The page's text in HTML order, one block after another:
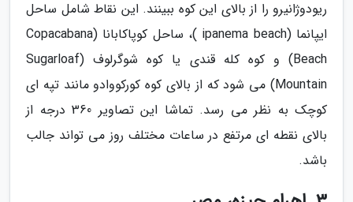
ریودوژانیرو را از بالای این کوه ببینند. این نقاط شامل ساحل
ایپانما (ipanema beach )، ساحل کوپاکابانا (Copacabana
Beach) و کوه کله قندی یا کوه شوگرلوف (Sugarloaf
Mountain) می شود که از بالای کوه کورکووادو مانند تپه ای
کوچک به نظر می رسد. تماشا این تصاویر 360 درجه از
بالای نقطه ای مرتفع در ساعات مختلف روز می تواند جالب
باشد.